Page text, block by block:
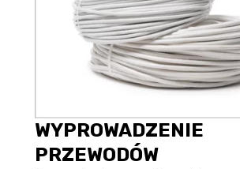
WYPROWADZENIE
PRZEWODÓW